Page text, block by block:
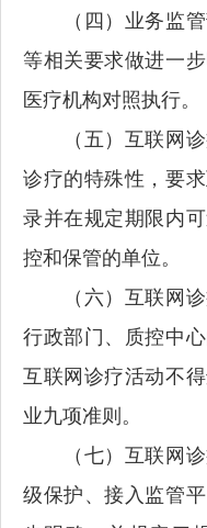
（四）业务监管
等相关要求做进一
医疗机构对照执行。
（五）互联网诊
诊疗的特殊性，要
录并在规定期限内
控和保管的单位。
（六）互联网诊
行政部门、质控中
互联网诊疗活动不
业九项准则。
（七）互联网诊
级保护、接入监管